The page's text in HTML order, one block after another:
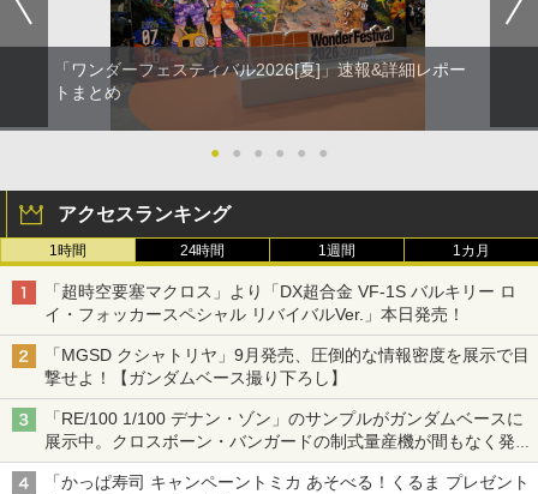
「ワンダーフェスティバル2026[夏]」速報&詳細レポー
トまとめ
● ● ● ● ● ●
アクセスランキング
1時間 24時間 1週間 1カ月
「超時空要塞マクロス」より「DX超合金 VF-1S バルキリー ロ
イ・フォッカースペシャル リバイバルVer.」本日発売！
「MGSD クシャトリヤ」9月発売、圧倒的な情報密度を展示で目
撃せよ！【ガンダムベース撮り下ろし】
「RE/100 1/100 デナン・ゾン」のサンプルがガンダムベースに
展示中。クロスボーン・バンガードの制式量産機が間もなく発送
【ガンダムベース撮り下ろし】
「かっぱ寿司 キャンペーントミカ あそべる！くるま プレゼント